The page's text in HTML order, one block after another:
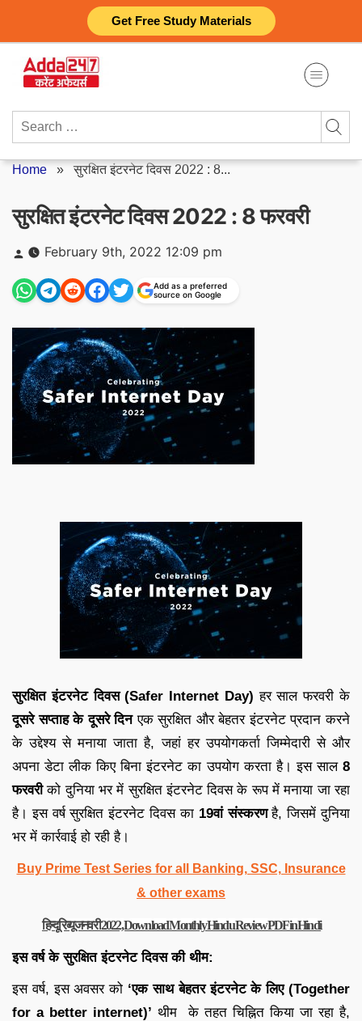
Get Free Study Materials
content
Search
Home »सुरक्षित इंटरनेट दिवस 2022 : 8...
सुरक्षित इंटरनेट दिवस 2022 : 8 फरवरी
Posted
by
February 9th, 2022 12:09 pm
Add as a preferred
source on Google
सुरक्षित इंटरनेट दिवस (Safer Internet Day) हर साल फरवरी के
दूसरे सप्ताह के दूसरे दिनएक सुरक्षित और बेहतर इंटरनेट प्रदान करने
के उद्देश्य से मनाया जाता है, जहां हर उपयोगकर्ता जिम्मेदारी से और
अपना डेटा लीक किए बिना इंटरनेट का उपयोग करता है। इस साल 8
फरवरीको दुनिया भर में सुरक्षित इंटरनेट दिवस के रूप में मनाया जा रहा
है। इस वर्ष सुरक्षित इंटरनेट दिवस का 19वां संस्करणहै, जिसमें दुनिया
भर में कार्रवाई हो रही है।
Buy Prime Test Series for all Banking, SSC, Insurance
& other exams
हिन्दू रिव्यू जनवरी 2022, Download Monthly Hindu Review PDF in Hindi
इस वर्ष के सुरक्षित इंटरनेट दिवस की थीम:
इस वर्ष, इस अवसर को ‘एक साथ बेहतर इंटरनेट के लिए (Together
for a better internet)’ थीम के तहत चिह्नित किया जा रहा है,